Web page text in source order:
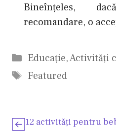
Bineînţeles,
recomandare, o
Categorii
Educaţie,Activităţi
Etichete
Featured
12 activităţi pentru